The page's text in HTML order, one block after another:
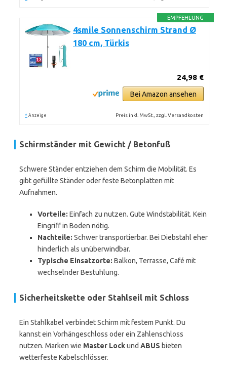
EMPFEHLUNG
4smile Sonnenschirm Strand Ø
180 cm, Türkis
24,98 €
Bei Amazon ansehen
* Anzeige Preis inkl. MwSt., zzgl. Versandkosten
Schirmständer mit Gewicht / Betonfuß
Schwere Ständer entziehen dem Schirm die Mobilität. Es
gibt gefüllte Ständer oder feste Betonplatten mit
Aufnahmen.
Vorteile: Einfach zu nutzen. Gute Windstabilität. Kein
Eingriff in Boden nötig.
Nachteile: Schwer transportierbar. Bei Diebstahl eher
hinderlich als unüberwindbar.
Typische Einsatzorte: Balkon, Terrasse, Café mit
wechselnder Bestuhlung.
Sicherheitskette oder Stahlseil mit Schloss
Ein Stahlkabel verbindet Schirm mit festem Punkt. Du
kannst ein Vorhängeschloss oder ein Zahlenschloss
nutzen. Marken wie Master Lockund ABUS bieten
wetterfeste Kabelschlösser.